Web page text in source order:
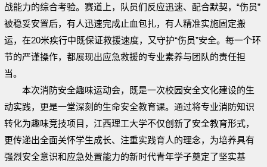
战能力的综合考验。赛道上，队员们反应迅速、配合默契，“伤员”
被稳妥安置后，有人迅速完成止血包扎，有人精准实施固定搬
运，在20米疾行中既保证救援速度，又守护“伤员”安全。每一个环
节的严谨操作，都展现出应急救援的专业素养与团队的责任担
当。
本次消防安全趣味运动会，既是一次校园安全文化建设的生
动实践，更是一堂深刻的生命安全教育课。通过将专业消防知识
转化为趣味竞技项目，江西理工大学不仅创新了安全教育形式，
更传递出全面关怀学生成长、注重实践育人的理念，为培养具有
强烈安全意识和应急处置能力的新时代青年学子奠定了坚实基